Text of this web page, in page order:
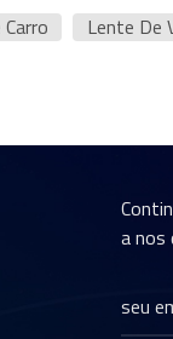
Lente De
a nos